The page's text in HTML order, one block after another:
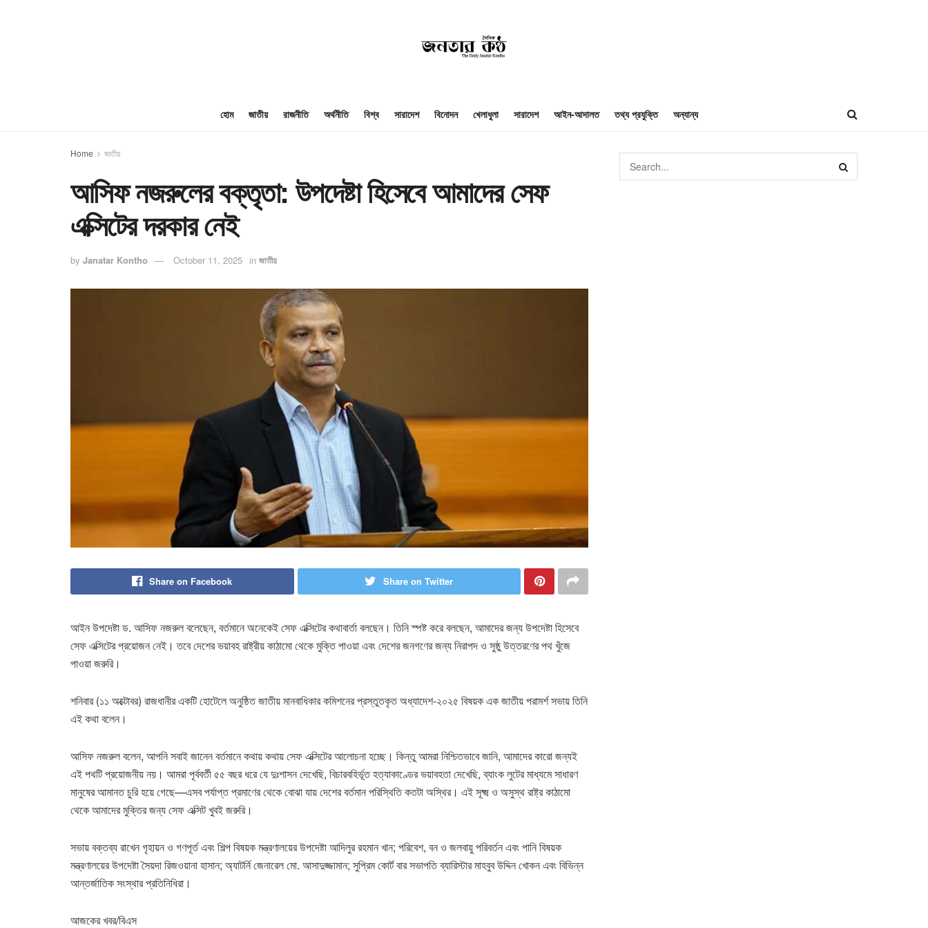
হোম জাতীয় রাজনীতি অর্থনীতি বিশ্ব সারাদেশ বিনোদন খেলাধুলা সারাদেশ আইন-আদালত তথ্য প্রযুক্তি অন্যান্য
Home জাতীয়
আসিফ নজরুলের বক্তৃতা: উপদেষ্টা হিসেবে আমাদের সেফ
এক্সিটের দরকার নেই
by Janatar Kontho October 11, 2025 in জাতীয়
Share on Facebook Share on Twitter
আইন উপদেষ্টা ড. আসিফ নজরুল বলেছেন, বর্তমানে অনেকেই সেফ এক্সিটের কথাবার্তা বলছেন। তিনি স্পষ্ট করে বলছেন, আমাদের জন্য উপদেষ্টা হিসেবে
সেফ এক্সিটের প্রয়োজন নেই। তবে দেশের ভয়াবহ রাষ্ট্রীয় কাঠামো থেকে মুক্তি পাওয়া এবং দেশের জনগণের জন্য নিরাপদ ও সুষ্ঠু উত্তরণের পথ খুঁজে
পাওয়া জরুরি।
শনিবার (১১ অক্টোবর) রাজধানীর একটি হোটেলে অনুষ্ঠিত জাতীয় মানবাধিকার কমিশনের প্রস্তুতকৃত অধ্যাদেশ-২০২৫ বিষয়ক এক জাতীয় পরামর্শ সভায় তিনি
এই কথা বলেন।
আসিফ নজরুল বলেন, আপনি সবাই জানেন বর্তমানে কথায় কথায় সেফ এক্সিটের আলোচনা হচ্ছে। কিন্তু আমরা নিশ্চিতভাবে জানি, আমাদের কারো জন্যই
এই পথটি প্রয়োজনীয় নয়। আমরা পূর্ববর্তী ৫৫ বছর ধরে যে দুঃশাসন দেখেছি, বিচারবহির্ভূত হত্যাকাণ্ডের ভয়াবহতা দেখেছি, ব্যাংক লুটের মাধ্যমে সাধারণ
মানুষের আমানত চুরি হয়ে গেছে—এসব পর্যাপ্ত প্রমাণের থেকে বোঝা যায় দেশের বর্তমান পরিস্থিতি কতটা অস্থির। এই সূক্ষ্ম ও অসুস্থ রাষ্ট্র কাঠামো
থেকে আমাদের মুক্তির জন্য সেফ এক্সিট খুবই জরুরি।
সভায় বক্তব্য রাখেন গৃহায়ন ও গণপূর্ত এবং শিল্প বিষয়ক মন্ত্রণালয়ের উপদেষ্টা আদিলুর রহমান খান; পরিবেশ, বন ও জলবায়ু পরিবর্তন এবং পানি বিষয়ক
মন্ত্রণালয়ের উপদেষ্টা সৈয়দা রিজওয়ানা হাসান; অ্যাটর্নি জেনারেল মো. আসাদুজ্জামান; সুপ্রিম কোর্ট বার সভাপতি ব্যারিস্টার মাহবুব উদ্দিন খোকন এবং বিভিন্ন
আন্তর্জাতিক সংস্থার প্রতিনিধিরা।
আজকের খবর/বিএস